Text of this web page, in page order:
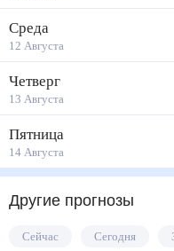
Среда
12 Августа
Четверг
13 Августа
Пятница
14 Августа
Другие прогнозы
Сейчас Сегодня